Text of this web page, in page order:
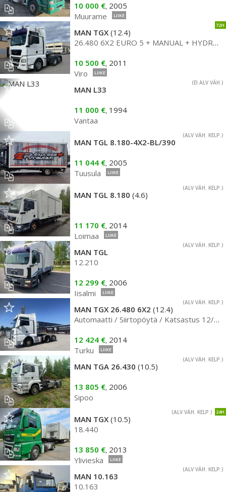
10 000 €, 2005
Muurame
LIIKE
72H
MAN TGX (12.4)
26.480 6X2 EURO 5 + MANUAL + HYDRAULICS
10 500 €, 2011
Viro
LIIKE
(EI ALV VÄH.)
MAN L33
11 000 €, 1994
Vantaa
(ALV VÄH. KELP.)
MAN TGL 8.180-4X2-BL/390
11 044 €, 2005
Tuusula
LIIKE
(ALV VÄH. KELP.)
MAN TGL 8.180 (4.6)
11 170 €, 2014
Loimaa
LIIKE
(ALV VÄH. KELP.)
MAN TGL
12.210
12 299 €, 2006
Iisalmi
LIIKE
(ALV VÄH. KELP.)
MAN TGX 26.480 6X2 (12.4)
Automaatti / Siirtopöytä / Katsastus 12/26
12 424 €, 2014
Turku
LIIKE
(ALV VÄH. KELP.)
MAN TGA 26.430 (10.5)
13 805 €, 2006
Sipoo
24H
(ALV VÄH. KELP.)
MAN TGX (10.5)
18.440
13 850 €, 2013
Ylivieska
LIIKE
(ALV VÄH. KELP.)
MAN 10.163
10.163